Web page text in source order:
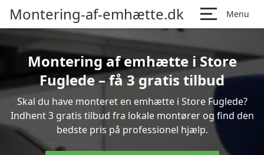
Montering-af-emhætte.dk Menu
Montering af emhætte i Store
Fuglede – få 3 gratis tilbud
Skal du have monteret en emhætte i Store Fuglede?
Indhent 3 gratis tilbud fra lokale montører og find den
bedste pris på professionel hjælp.